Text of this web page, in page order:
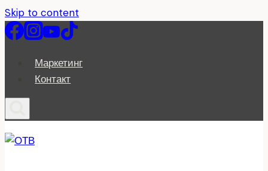
Skip to content
Маркетинг
Контакт